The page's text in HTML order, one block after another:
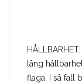
lång
flaga. I så fall